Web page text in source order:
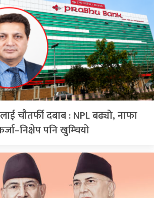
चौतर्फी दबाब : NPL बढ्यो, नाफा
पनि खुम्चियो